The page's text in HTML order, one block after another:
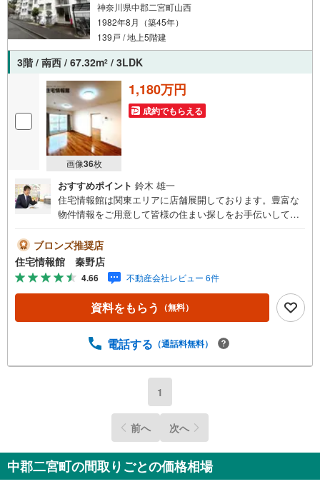
神奈川県中郡二宮町山西
1982年8月（築45年）
139戸 / 地上5階建
3階 / 南西 / 67.32m2 / 3LDK
画像36枚
1,180万円
成約でもらえる
おすすめポイント 鈴木 雄一
住宅情報館は関東エリアに店舗展開しております。豊富な
物件情報をご用意して皆様の住まい探しをお手伝いしてお
さい。住宅ローン相談会も同時開催中無理のない住宅ロー
ンの試算やご購入の際にかかる諸費用の概算も行っており
ます。しっかりとした資金計画のアドバイスをさせて頂き
ますので、お気軽にご相談ください。
ブロンズ推奨店
住宅情報館 秦野店
4.66 不動産会社レビュー 6件
資料をもらう （無料）
電話する （通話料無料）
1
前へ 次へ
中郡二宮町の間取りごとの価格相場